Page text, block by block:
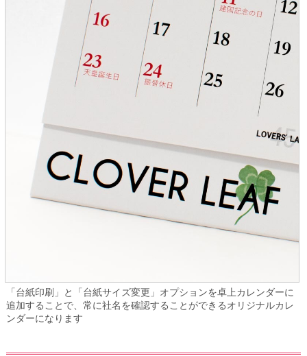
「台紙印刷」と「台紙サイズ変更」オプションを卓上カレンダーに
追加することで、常に社名を確認することができるオリジナルカレ
ンダーになります